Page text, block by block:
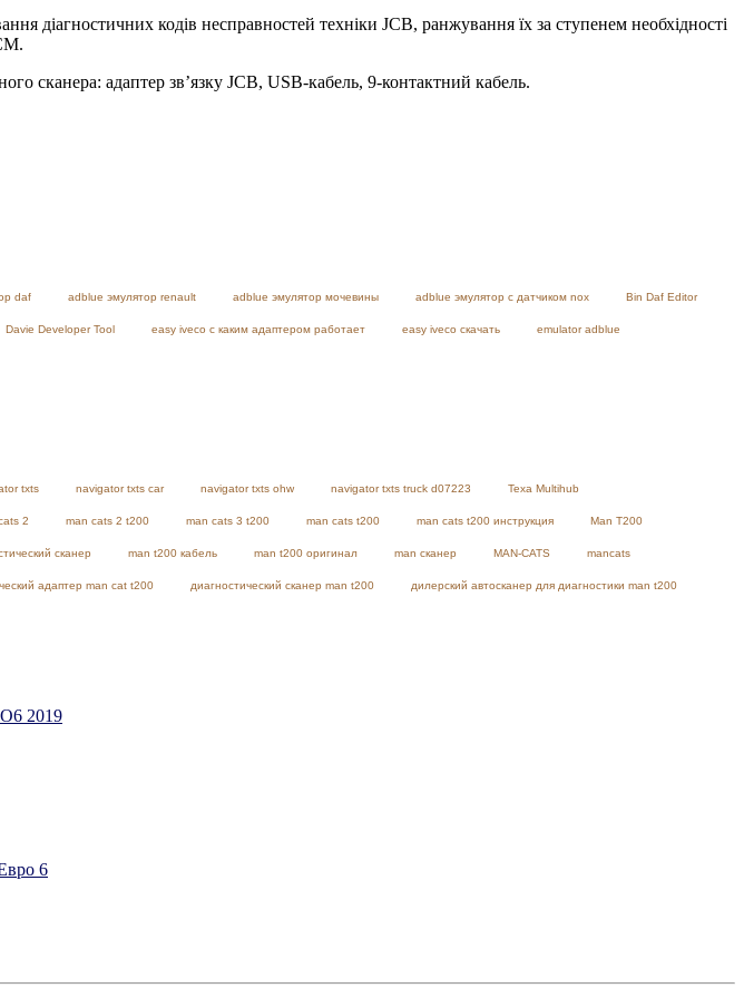
діагностичних кодів несправностей техніки JCB, ранжування їх за ступенем необхідності
сканера: адаптер зв’язку JCB, USB-кабель, 9-контактний кабель.
daf adblue эмулятор renault adblue эмулятор мочевины adblue эмулятор с датчиком nox Bin Daf Editor
Davie Developer Tool easy iveco с каким адаптером работает easy iveco скачать emulator adblue
txts navigator txts car navigator txts ohw navigator txts truck d07223 Texa Multihub
2 man cats 2 t200 man cats 3 t200 man cats t200 man cats t200 инструкция Man T200
сканер man t200 кабель man t200 оригинал man сканер MAN-CATS mancats
адаптер man cat t200 диагностический сканер man t200 дилерский автосканер для диагностики man t200
2019
6